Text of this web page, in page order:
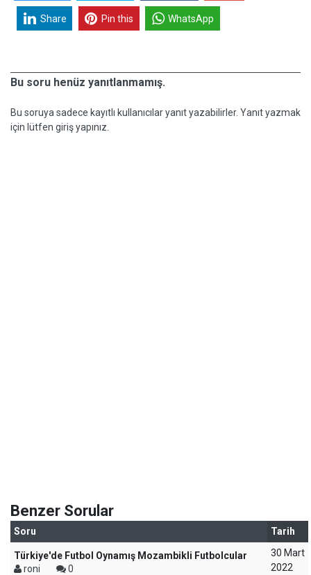
Share Pin this WhatsApp
Bu soru henüz yanıtlanmamış.
Bu soruya sadece kayıtlı kullanıcılar yanıt yazabilirler. Yanıt yazmak
için lütfen giriş yapınız.
Benzer Sorular
Soru Tarih
Türkiye'de Futbol Oynamış Mozambikli Futbolcular
roni
0
30 Mart
2022